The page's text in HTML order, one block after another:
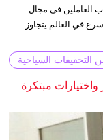
العاملين في مجال
في العالم يتجاوز
التحقيقات السياحية
مبتكرة